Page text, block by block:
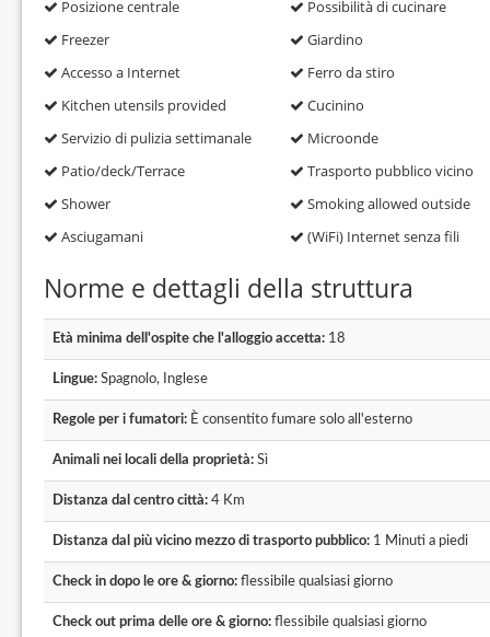
Posizione centrale
Possibilità di cucinare
Freezer
Giardino
Accesso a Internet
Ferro da stiro
Kitchen utensils provided
Cucinino
Servizio di pulizia settimanale
Microonde
Patio/deck/Terrace
Trasporto pubblico vicino
Shower
Smoking allowed outside
Asciugamani
(WiFi) Internet senza fili
Norme e dettagli della struttura
Età minima dell'ospite che l'alloggio accetta: 18
Lingue: Spagnolo, Inglese
Regole per i fumatori: È consentito fumare solo all'esterno
Animali nei locali della proprietà: Sì
Distanza dal centro città: 4 Km
Distanza dal più vicino mezzo di trasporto pubblico: 1 Minuti a piedi
Check in dopo le ore & giorno: flessibile qualsiasi giorno
Check out prima delle ore & giorno: flessibile qualsiasi giorno